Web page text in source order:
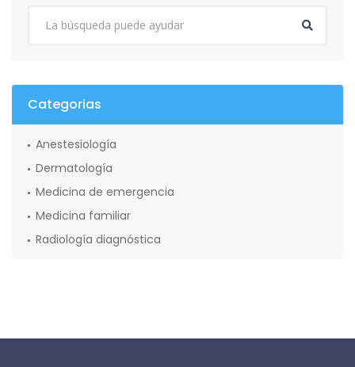
Categorias
Anestesiología
Dermatología
Medicina de emergencia
Medicina familiar
Radiología diagnóstica